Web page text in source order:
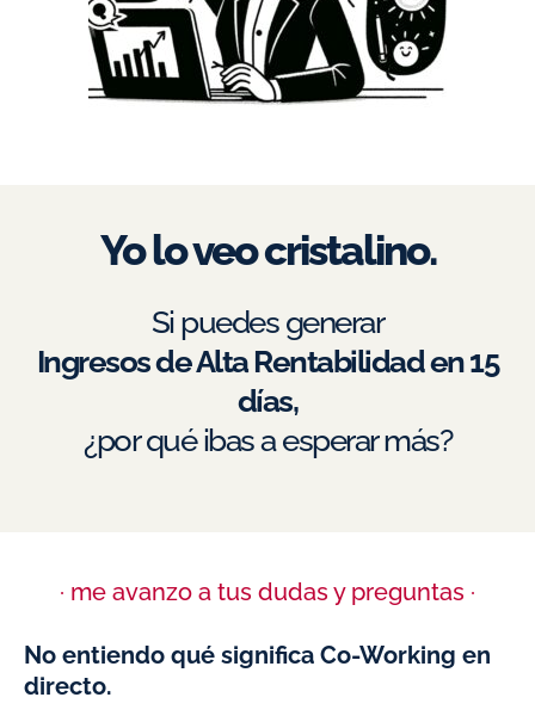
Yo lo veo cristalino.
Si puedes generar
Ingresos de Alta Rentabilidad en 15
días,
¿por qué ibas a esperar más?
· me avanzo a tus dudas y preguntas ·
No entiendo qué significa Co-Working en
directo.